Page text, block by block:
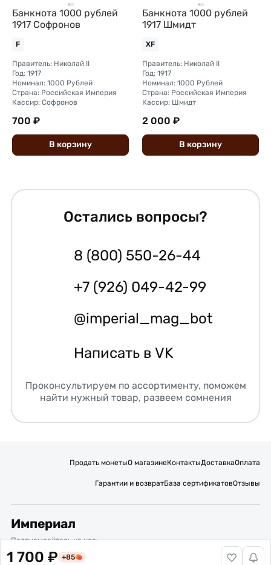
1 700 ₽ +85
Банкнота 1000 рублей
1917 Софронов
F
Правитель: Николай II
Год: 1917
Номинал: 1000 Рублей
Страна: Российская Империя
Кассир: Софронов
700 ₽
В корзину
Банкнота 1000 рублей
1917 Шмидт
XF
Правитель: Николай II
Год: 1917
Номинал: 1000 Рублей
Страна: Российская Империя
Кассир: Шмидт
2 000 ₽
В корзину
Остались вопросы?
8 (800) 550-26-44
+7 (926) 049-42-99
@imperial_mag_bot
Написать в VK
Проконсультируем по ассортименту, поможем
найти нужный товар, развеем сомнения
Продать монетыО магазинеКонтактыДоставкаОплата
Гарантии и возвратБаза сертификатовОтзывы
Империал
Подписывайтесь на нас:
Вакансии